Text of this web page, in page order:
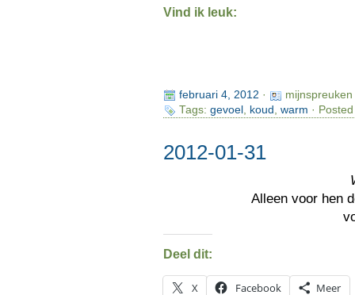
Vind ik leuk:
februari 4, 2012 ·
Tags: gevoel , koud , warm ·
2012-01-31
Alleen voor hen
Deel dit:
X Facebook Meer